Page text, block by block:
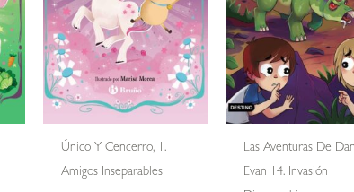
Único Y Cencerro, 1.
Amigos Inseparables
Las Aventuras De
Evan 14. Invasión